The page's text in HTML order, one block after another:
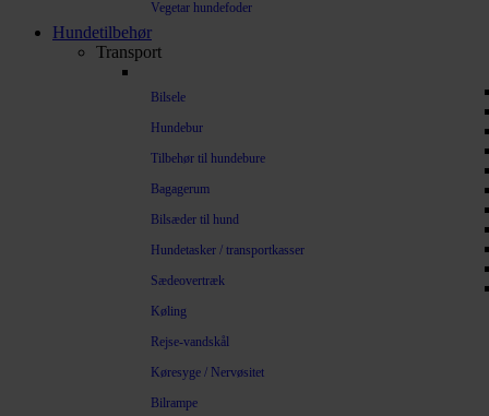
Vegetar hundefoder
Hundetilbehør
Transport
Bilsele
Hundebur
Tilbehør til hundebure
Bagagerum
Bilsæder til hund
Hundetasker / transportkasser
Sædeovertræk
Køling
Rejse-vandskål
Køresyge / Nervøsitet
Bilrampe